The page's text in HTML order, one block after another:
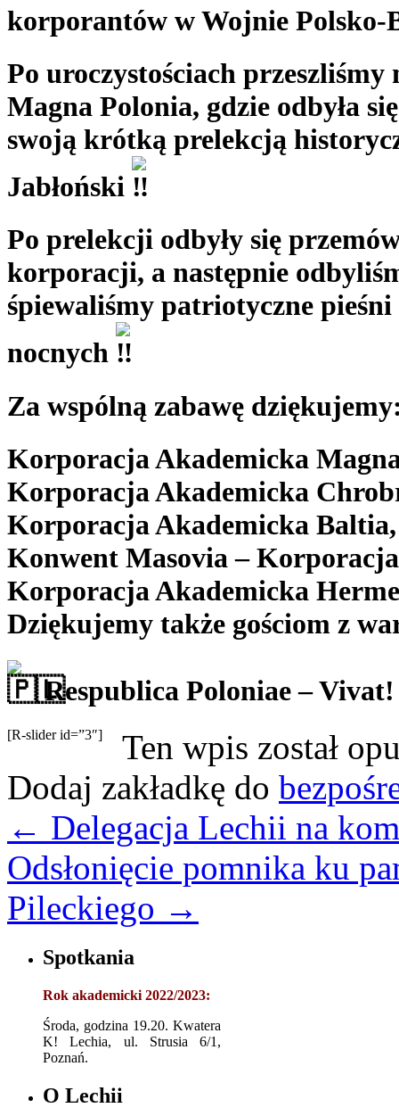
korporantów w Wojnie Polsko-
Po uroczystościach
Magna Polonia, gdzie odbyła
swoją krótką prelekcją
Jabłoński
Po prelekcji odbyły się
korporacji, a następnie
śpiewaliśmy patriotyczne
nocnych
Za wspólną zabawę
Korporacja Akademicka
Korporacja Akademicka
Korporacja Akademicka Baltia,
Konwent Masovia –
Korporacja Akademicka
Dziękujemy także gościom z
Respublica Poloniae –
[R-slider id=”3″]
Ten wpis został
Dodaj zakładkę do
← Delegacja Lechii na
Odsłonięcie pomnika ku
Pileckiego →
Spotkania
Rok akademicki 2022/2023:
Środa, godzina 19.20. Kwatera
K! Lechia, ul. Strusia 6/1,
Poznań.
O Lechii